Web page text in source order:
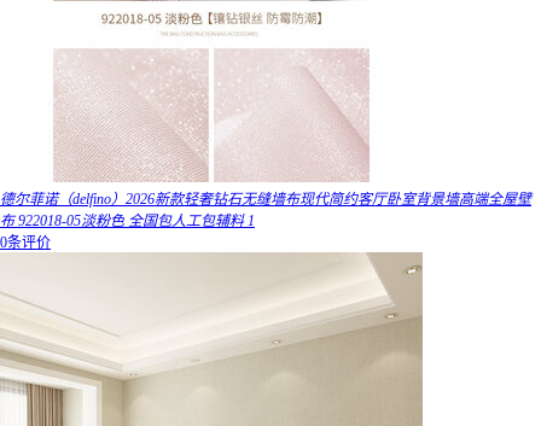
德尔菲诺（delfino）2026新款轻奢钻石无缝墙布现代简约客厅卧室背景墙高端全屋壁
布 922018-05淡粉色 全国包人工包辅料 1
0条评价